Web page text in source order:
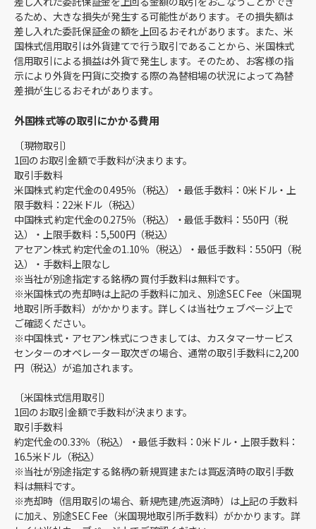
るため、大きな損失が発生する可能性があります。その損失額は
差し入れた委託保証金の額を上回るおそれがあります。また、米
国株式信用取引は外貨建てで行う取引であることから、米国株式
信用取引による損益は外貨で発生します。そのため、お客様の指
示により外貨を円貨に交換する際の為替相場の状況によって為替
差損が生じるおそれがあります。
外国株式等の取引にかかる費用
〔現物取引〕
1回のお取引金額で手数料が決まります。
取引手数料
米国株式 約定代金の0.495％（税込）・最低手数料：0米ドル・上
限手数料：22米ドル（税込）
中国株式 約定代金の0.275％（税込）・最低手数料：550円（税
込）・上限手数料：5,500円（税込）
アセアン株式 約定代金の1.10％（税込）・最低手数料：550円（税
込）・手数料上限なし
※当社が別途指定する銘柄の買付手数料は無料です。
※米国株式の売却時は上記の手数料に加え、別途SEC Fee（米国現
地取引所手数料）がかかります。詳しくは当社ウェブページ上で
ご確認ください。
※中国株式・アセアン株式につきましては、カスタマーサービス
センターのオペレーター取次ぎの場合、通常の取引手数料に2,200
円（税込）が追加されます。
〔米国株式信用取引〕
1回のお取引金額で手数料が決まります。
取引手数料
約定代金の0.33％（税込）・最低手数料：0米ドル・上限手数料：
16.5米ドル（税込）
※当社が別途指定する銘柄の新規買建または買返済時の取引手数
料は無料です。
※売却時（信用取引の場合、新規売建/売返済時）は上記の手数料
に加え、別途SEC Fee（米国現地取引所手数料）がかかります。詳